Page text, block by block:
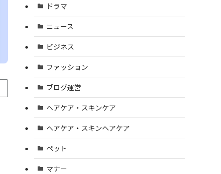
ドラマ
ニュース
ビジネス
ファッション
ブログ運営
ヘアケア・スキンケア
ヘアケア・スキンヘアケア
ペット
マナー